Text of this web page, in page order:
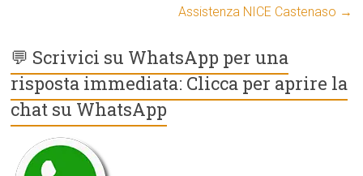
Assistenza NICE Castenaso →
💬 Scrivici su WhatsApp per una
risposta immediata: Clicca per aprire la
chat su WhatsApp